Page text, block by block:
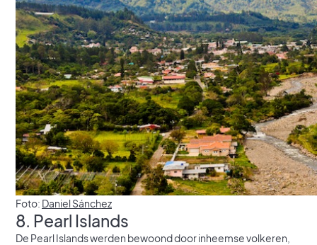
Foto: Daniel Sánchez
8. Pearl Islands
De Pearl Islands werden bewoond door inheemse volkeren,